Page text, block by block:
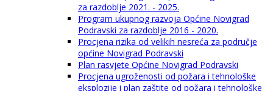
za razdoblje 2021. - 2025.
Program ukupnog razvoja Općine Novigrad
Podravski za razdoblje 2016 - 2020.
Procjena rizika od velikih nesreća za područje
općine Novigrad Podravski
Plan rasvjete Općine Novigrad Podravski
Procjena ugroženosti od požara i tehnološke
eksplozije i plan zaštite od požara i tehnološke